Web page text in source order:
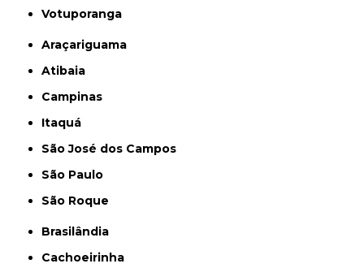
Votuporanga
Araçariguama
Atibaia
Campinas
Itaquá
São José dos Campos
São Paulo
São Roque
Brasilândia
Cachoeirinha